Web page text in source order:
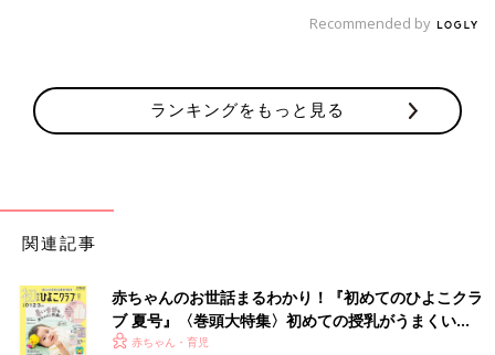
Recommended by
ランキングをもっと見る
関連記事
赤ちゃんのお世話まるわかり！『初めてのひよこクラ
ブ 夏号』〈巻頭大特集〉初めての授乳がうまくい
く！ おっぱい・ミルクの基本と夏のトラブル 解決テ
赤ちゃん・育児